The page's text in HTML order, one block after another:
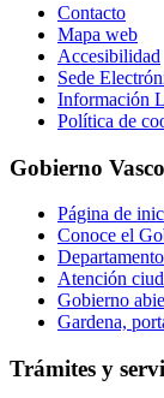
Contacto
Mapa web
Accesibilidad
Sede
Información
Política de
Gobierno Vasco
Página de
Conoce el
Atención
Gobierno
Gardena,
Trámites y